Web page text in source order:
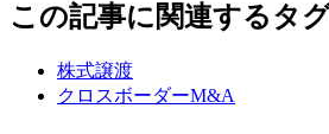
この記事に関連するタ
株式譲渡
クロスボーダーM&A